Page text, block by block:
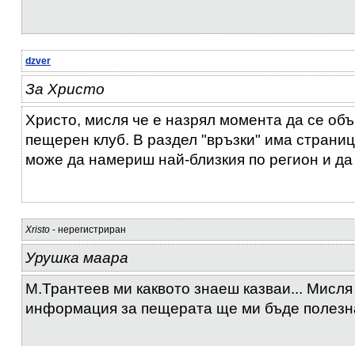
dzver
За Христо
Христо, мисля че е назрял момента да се
пещерен клуб. В раздел "връзки" има
може да намериш най-близкия по регион и
Xristo - нерегистриран
Урушка маара
М.Трантеев ми каквото знаеш казваи... Мисля
информация за пещерата ще ми бъде